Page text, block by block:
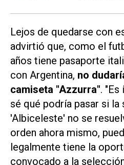
Lejos de quedarse con
advirtió que, como el
años tiene pasaporte
con Argentina, no
camiseta "Azzurra". "Es
sé qué podría pasar si la
'Albiceleste' no se
orden ahora mismo,
legalmente tiene la
convocado a la